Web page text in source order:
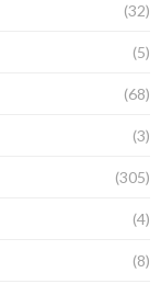
(32)
(5)
(68)
(3)
(305)
(4)
(8)